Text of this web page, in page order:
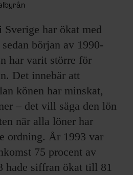
Sverige har ökat med
början av 1990-
har varit större för
Det innebär att
könen har minskat,
– det vill säga den lön
när alla löner har
ordning. År 1993 var
75 procent av
hade siffran ökat till 81